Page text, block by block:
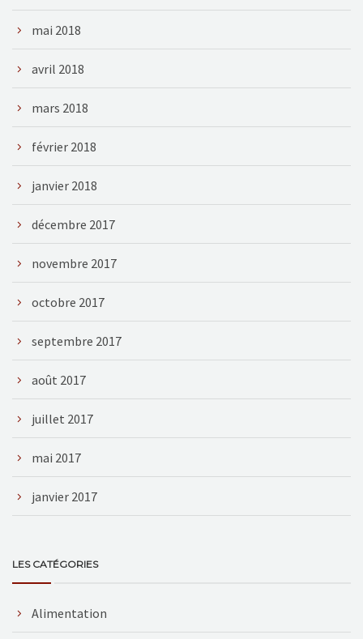
mai 2018
avril 2018
mars 2018
février 2018
janvier 2018
décembre 2017
novembre 2017
octobre 2017
septembre 2017
août 2017
juillet 2017
mai 2017
janvier 2017
LES CATÉGORIES
Alimentation